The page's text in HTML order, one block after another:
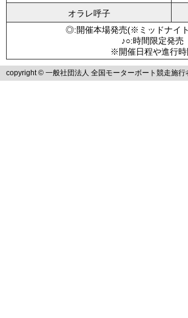
オラレ呼子
◎:開催本場発売(※ミッドナイ
♪○:時間限定発
※開催日程や進行時
copyright © 一般社団法人 全国モーターボート競走施